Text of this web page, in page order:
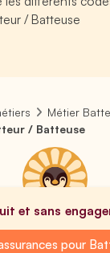
/ Batteuse
Métier
/ Batteuse
et sans
pour